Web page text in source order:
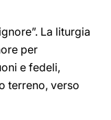
La liturgia
per
e fedeli,
terreno, verso